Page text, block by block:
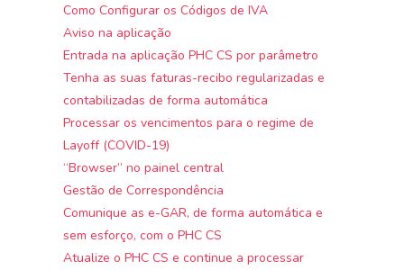
Como Configurar os Códigos de IVA
Aviso na aplicação
Entrada na aplicação PHC CS por parâmetro
Tenha as suas faturas-recibo regularizadas e
contabilizadas de forma automática
Processar os vencimentos para o regime de
Layoff (COVID-19)
“Browser” no painel central
Gestão de Correspondência
Comunique as e-GAR, de forma automática e
sem esforço, com o PHC CS
Atualize o PHC CS e continue a processar